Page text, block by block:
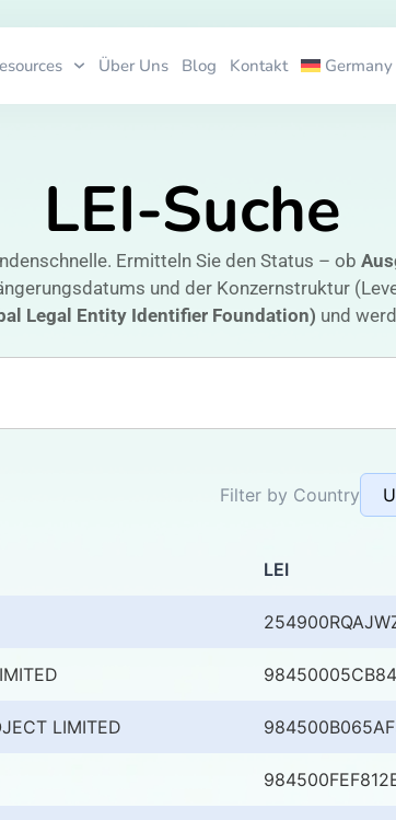
Über Uns Blog Kontakt Germany
LEI-Suche
Ermitteln Sie den Status – ob
und der Konzernstruktur
Legal Entity Identifier Foundation) und
Filter by Country
LEI
LIMITED